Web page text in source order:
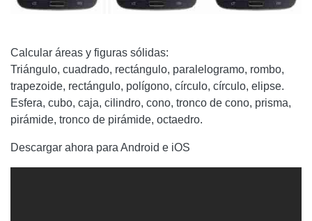
Calcular áreas y figuras sólidas:
Triángulo, cuadrado, rectángulo, paralelogramo, rombo,
trapezoide, rectángulo, polígono, círculo, círculo, elipse.
Esfera, cubo, caja, cilindro, cono, tronco de cono, prisma,
pirámide, tronco de pirámide, octaedro.
Descargar ahora para Android e iOS